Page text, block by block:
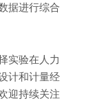
据进行综合
实验在人力
计和计量经
迎持续关注